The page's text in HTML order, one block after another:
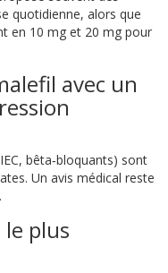
quotidienne, alors que
en 10 mg et 20 mg pour
avec un
bêta‑bloquants) sont
Un avis médical reste
plus